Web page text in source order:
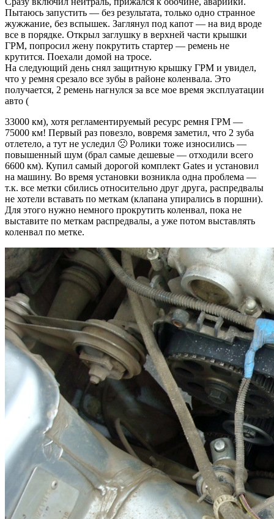
Пытаюсь запустить — без результата, только одно странное
жужжание, без вспышек. Заглянул под капот — на вид вроде
все в порядке. Открыл заглушку в верхней части крышки
ГРМ, попросил жену покрутить стартер — ремень не
крутится. Поехали домой на тросе.
На следующий день снял защитную крышку ГРМ и увидел,
что у ремня срезало все зубы в районе коленвала. Это
получается, 2 ремень нагнулся за все мое время эксплуатации
авто (
33000 км), хотя регламентируемый ресурс ремня ГРМ —
75000 км! Первый раз повезло, вовремя заметил, что 2 зуба
отлетело, а тут не уследил 🙁 Ролики тоже износились —
повышенный шум (брал самые дешевые — отходили всего
6600 км). Купил самый дорогой комплект Gates и установил
на машину. Во время установки возникла одна проблема —
т.к. все метки сбились относительно друг друга, распредвалы
не хотели вставать по меткам (клапана упирались в поршни).
Для этого нужно немного прокрутить коленвал, пока не
выставите по меткам распредвалы, а уже потом выставлять
коленвал по метке.